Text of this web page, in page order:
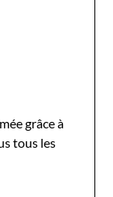
grâce à
tous les